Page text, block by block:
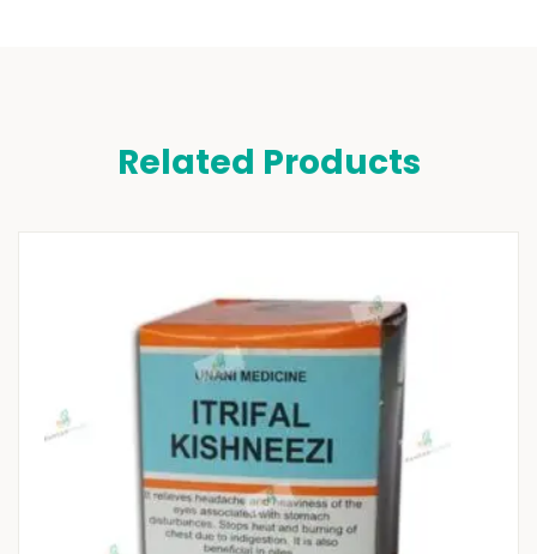
Related Products